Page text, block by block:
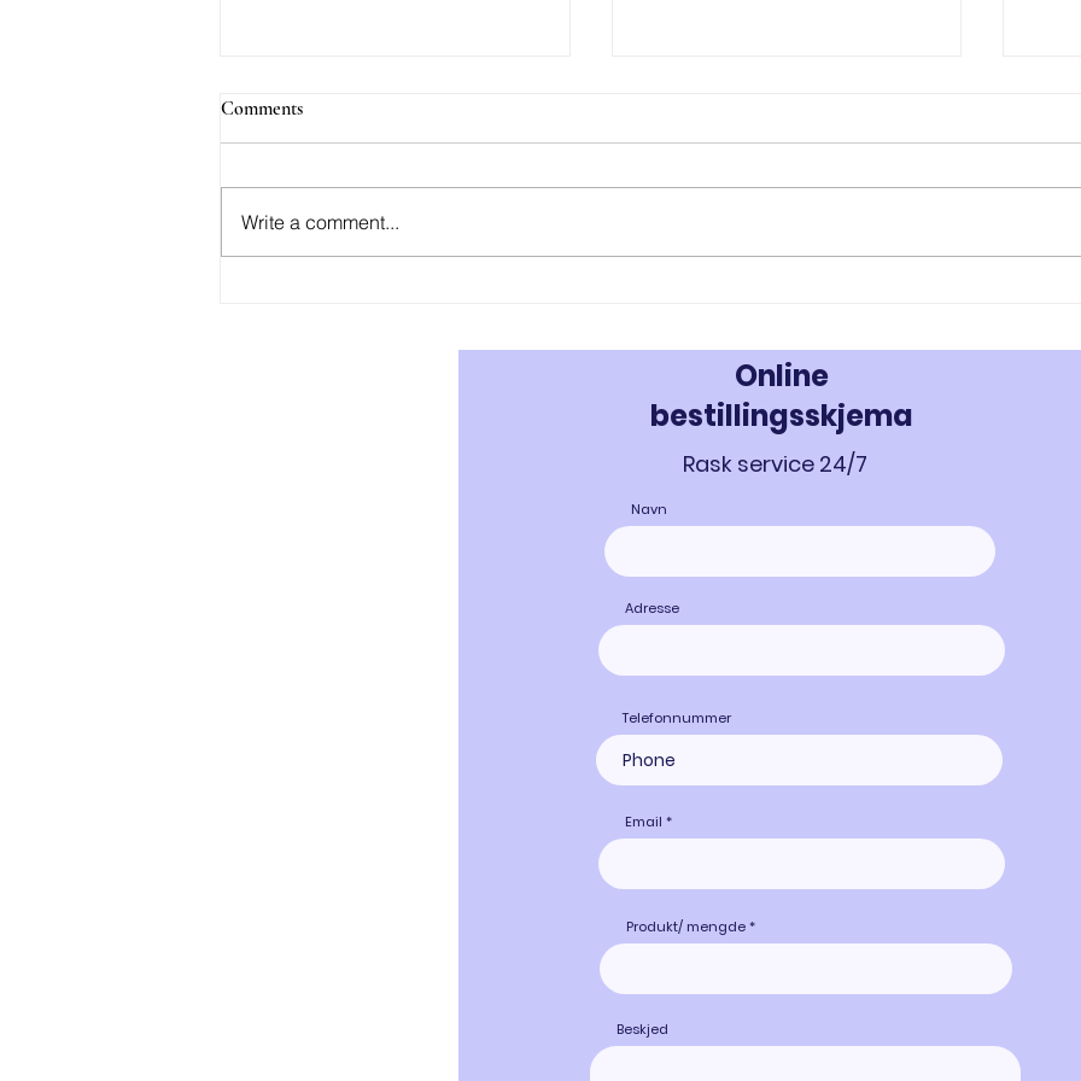
Kjøp AOD-9604 i Norge
Kjøp Testolone i Norge
677 i
Comments
Write a comment...
Online
bestillingsskjema
Rask service 24/7
Navn
Adresse
Telefonnummer
Email
Produkt/ mengde
Beskjed